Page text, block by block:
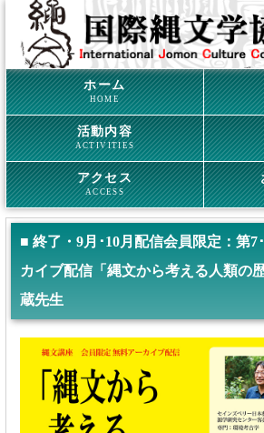
ホーム
HOME
活動内容
ACTIVITIES
アクセス
ACCESS
■ 終了・9月･10月配信会員限定：第7
カイブ配信「縄文から考える人類の
蔵先生